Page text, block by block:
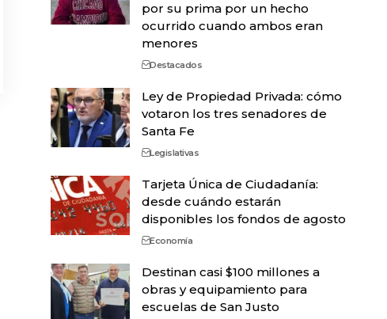
por su prima por un hecho
ocurrido cuando ambos eran
menores
Destacados
Ley de Propiedad Privada: cómo
votaron los tres senadores de
Santa Fe
Legislativas
Tarjeta Única de Ciudadanía:
desde cuándo estarán
disponibles los fondos de agosto
Economía
Destinan casi $100 millones a
obras y equipamiento para
escuelas de San Justo